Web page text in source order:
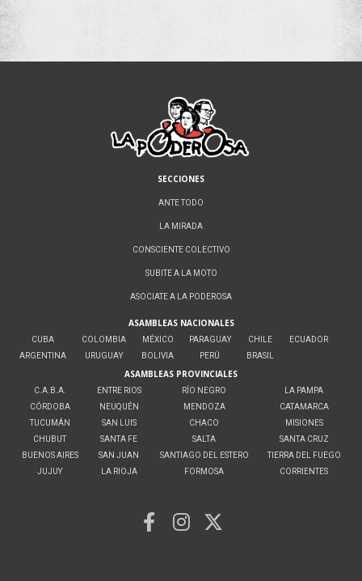
SECCIONES
ANTE TODO
LA MIRADA
CONSCIENTE COLECTIVO
SUBITE A LA MOTO
ASOCIATE A LA PODEROSA
ASAMBLEAS NACIONALES
CUBA
ARGENTINA
COLOMBIA
URUGUAY
MÉXICO
BOLIVIA
PARAGUAY
PERÚ
CHILE
BRASIL
ECUADOR
ASAMBLEAS PROVINCIALES
C.A.B.A.
CÓRDOBA
TUCUMÁN
CHUBUT
BUENOS AIRES
JUJUY
ENTRE RIOS
NEUQUÉN
SAN LUIS
SANTA FE
SAN JUAN
LA RIOJA
RÍO NEGRO
MENDOZA
CHACO
SALTA
SANTIAGO DEL ESTERO
FORMOSA
LA PAMPA
CATAMARCA
MISIONES
SANTA CRUZ
TIERRA DEL FUEGO
CORRIENTES